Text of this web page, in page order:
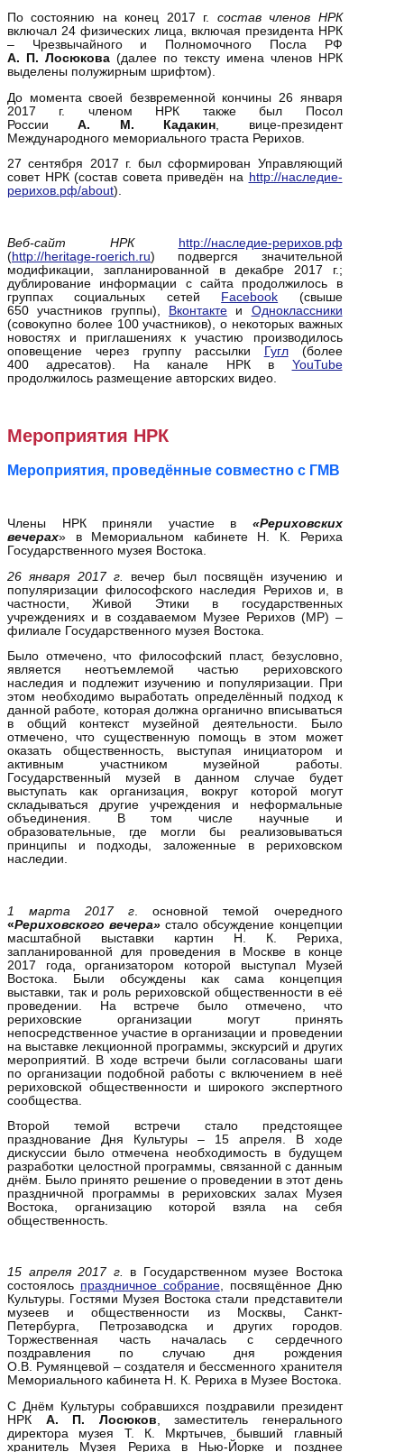
По состоянию на конец 2017 г. состав членов НРК
включал 24 физических лица, включая президента НРК
– Чрезвычайного и Полномочного Посла РФ
А. П. Лосюкова(далее по тексту имена членов НРК
выделены полужирным шрифтом).
До момента своей безвременной кончины 26 января
2017 г. членом НРК также был Посол
РоссииА. М. Кадакин , вице-президент
Международного мемориального траста Рерихов.
27 сентября 2017 г. был сформирован Управляющий
совет НРК (состав совета приведён на http://наследие-
рерихов.рф/about).
Веб-сайт НРК
http://наследие-рерихов.рф
(http://heritage-roerich.ru) подвергся значительной
модификации, запланированной в декабре 2017 г.;
дублирование информации с сайта продолжилось в
группах социальных сетей Facebook (свыше
650 участников группы), Вконтактеи Одноклассники
(совокупно более 100 участников), о некоторых важных
новостях и приглашениях к участию производилось
оповещение через группу рассылки Гугл(более
400 адресатов). На канале НРК в YouTube
продолжилось размещение авторских видео.
Мероприятия НРК
Мероприятия, проведённые совместно с ГМВ
Члены НРК приняли участие в «Рериховских
вечерах» в Мемориальном кабинете Н. К. Рериха
Государственного музея Востока.
26 января 2017 г.
вечер был посвящён изучению и
популяризации философского наследия Рерихов и, в
частности, Живой Этики в государственных
учреждениях и в создаваемом Музее Рерихов (МР) –
филиале Государственного музея Востока.
Было отмечено, что философский пласт, безусловно,
является неотъемлемой частью рериховского
наследия и подлежит изучению и популяризации. При
этом необходимо выработать определённый подход к
данной работе, которая должна органично вписываться
в общий контекст музейной деятельности. Было
отмечено, что существенную помощь в этом может
оказать общественность, выступая инициатором и
активным участником музейной работы.
Государственный музей в данном случае будет
выступать как организация, вокруг которой могут
складываться другие учреждения и неформальные
объединения. В том числе научные и
образовательные, где могли бы реализовываться
принципы и подходы, заложенные в рериховском
наследии.
1 марта 2017 г . основной темой очередного
«Рериховского вечера» стало обсуждение концепции
масштабной выставки картин Н. К. Рериха,
запланированной для проведения в Москве в конце
2017 года, организатором которой выступал Музей
Востока. Были обсуждены как сама концепция
выставки, так и роль рериховской общественности в её
проведении. На встрече было отмечено, что
рериховские организации могут принять
непосредственное участие в организации и проведении
на выставке лекционной программы, экскурсий и других
мероприятий. В ходе встречи были согласованы шаги
по организации подобной работы с включением в неё
рериховской общественности и широкого экспертного
сообщества.
Второй темой встречи стало предстоящее
празднование Дня Культуры – 15 апреля. В ходе
дискуссии было отмечена необходимость в будущем
разработки целостной программы, связанной с данным
днём. Было принято решение о проведении в этот день
праздничной программы в рериховских залах Музея
Востока, организацию которой взяла на себя
общественность.
15 апреля 2017 г.
в Государственном музее Востока
состоялось праздничное собрание, посвящённое Дню
Культуры. Гостями Музея Востока стали представители
музеев и общественности из Москвы, Санкт-
Петербурга, Петрозаводска и других городов.
Торжественная часть началась с сердечного
поздравления по случаю дня рождения
О.В. Румянцевой – создателя и бессменного хранителя
Мемориального кабинета Н. К. Рериха в Музее Востока.
С Днём Культуры собравшихся поздравили президент
НРК А. П. Лосюков, заместитель генерального
директора музея Т. К. Мкртычев, бывший главный
хранитель Музея Рериха в Нью-Йорке и позднее